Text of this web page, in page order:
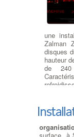
s'agit
actions
Dans
une
Zalman
disques
hauteur
de
USB 2.0